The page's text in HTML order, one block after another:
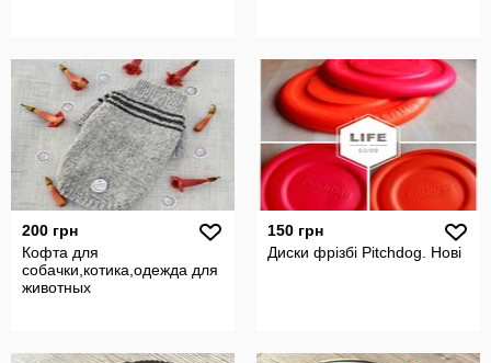
200 грн
Кофта для
собачки,котика,одежда для
животных
150 грн
Диски фрізбі Pitchdog. Нові